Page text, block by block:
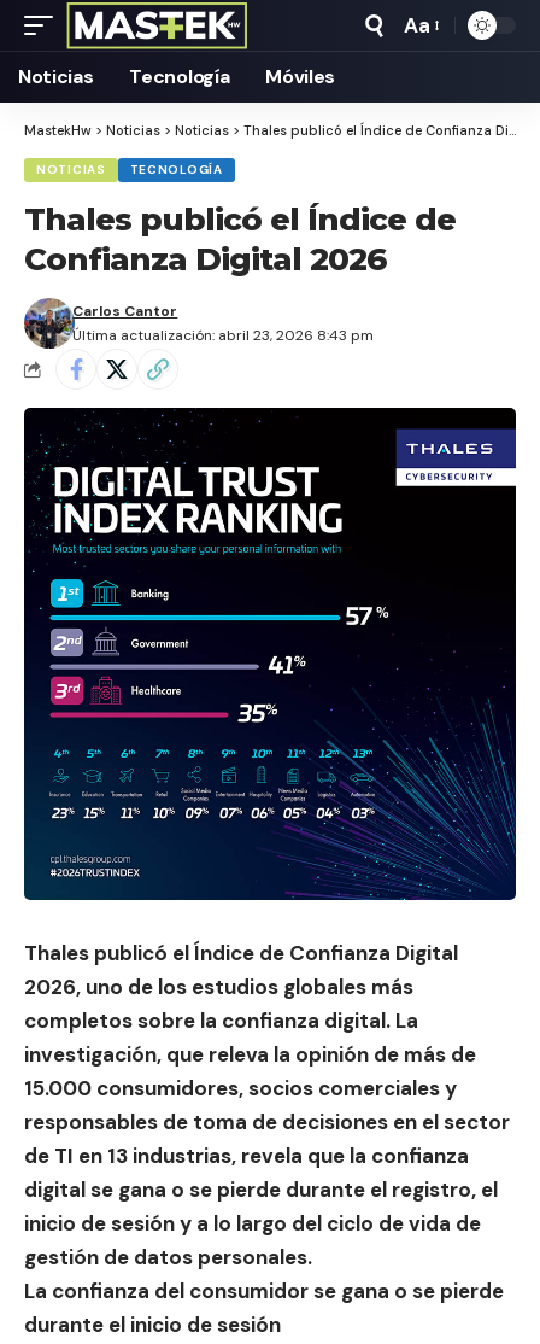
Tamaño
Aa
Noticias Tecnología Móviles
MastekHw > Noticias > Noticias > Thales publicó el Índice de Confianza Digital 2026
NOTICIAS TECNOLOGÍA
Thales publicó el Índice de
Confianza Digital 2026
Última actualización: abril 23, 2026 8:43 pm
Carlos Cantor
Thales publicó elÍndice de Confianza Digital
2026, uno de los estudios globales más
completos sobre la confianza digital. La
investigación, que releva la opinión de más de
15.000 consumidores, socios comerciales y
responsables de toma de decisiones en el sector
de TI en 13 industrias, revela que la confianza
digital se gana o se pierde durante el registro, el
inicio de sesión y a lo largo del ciclo de vida de
gestión de datos personales.
La confianza del consumidor se gana o se pierde
durante el inicio de sesión